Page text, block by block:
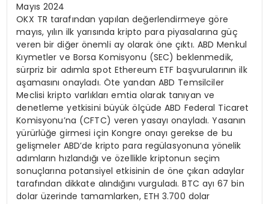
Mayıs 2024
OKX TR tarafından yapılan değerlendirmeye göre
mayıs, yılın ilk yarısında kripto para piyasalarına güç
veren bir diğer önemli ay olarak öne çıktı. ABD Menkul
Kıymetler ve Borsa Komisyonu (SEC) beklenmedik,
sürpriz bir adımla spot Ethereum ETF başvurularının ilk
aşamasını onayladı. Öte yandan ABD Temsilciler
Meclisi kripto varlıkları emtia olarak tanıyan ve
denetleme yetkisini büyük ölçüde ABD Federal Ticaret
Komisyonu’na (CFTC) veren yasayı onayladı. Yasanın
yürürlüğe girmesi için Kongre onayı gerekse de bu
gelişmeler ABD’de kripto para regülasyonuna yönelik
adımların hızlandığı ve özellikle kriptonun seçim
sonuçlarına potansiyel etkisinin de öne çıkan adaylar
tarafından dikkate alındığını vurguladı. BTC ayı 67 bin
dolar üzerinde tamamlarken, ETH 3.700 dolar